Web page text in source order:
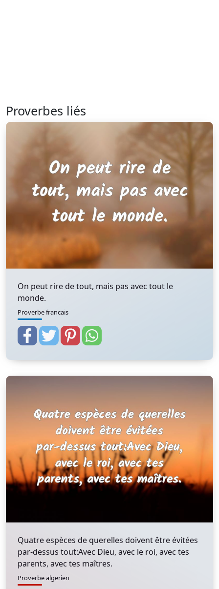
Proverbes liés
On peut rire de tout, mais pas avec tout le
monde.
Proverbe francais
Quatre espèces de querelles doivent être évitées
par-dessus tout:Avec Dieu, avec le roi, avec tes
parents, avec tes maîtres.
Proverbe algerien